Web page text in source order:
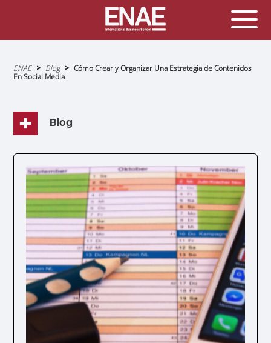
Sobrescribir
enlaces
de
navegación
ENAE Blog
Cómo Crear y Organizar Una Estrategia de Contenidos
En Social Media
Blog